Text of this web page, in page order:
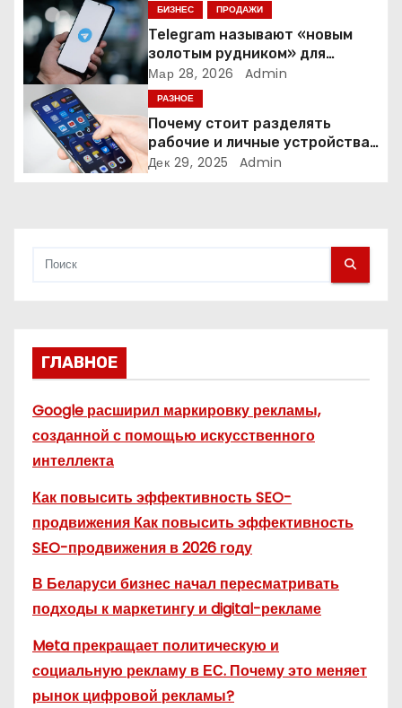
з
а
п
и
с
БИЗНЕС ПРОДАЖИ
Telegram называют «новым
золотым рудником» для
креаторов: как блогеры
создают онлайн-бизнес
Мар 28, 2026 Admin
РАЗНОЕ
Почему стоит разделять
рабочие и личные устройства
— и чем опасно всё смешивать
Дек 29, 2025 Admin
ГЛАВНОЕ
Google расширил маркировку рекламы,
созданной с помощью искусственного
интеллекта
Как повысить эффективность SEO-
продвижения Как повысить эффективность
SEO-продвижения в 2026 году
В Беларуси бизнес начал пересматривать
подходы к маркетингу и digital-рекламе
Meta прекращает политическую и
социальную рекламу в ЕС. Почему это меняет
рынок цифровой рекламы?